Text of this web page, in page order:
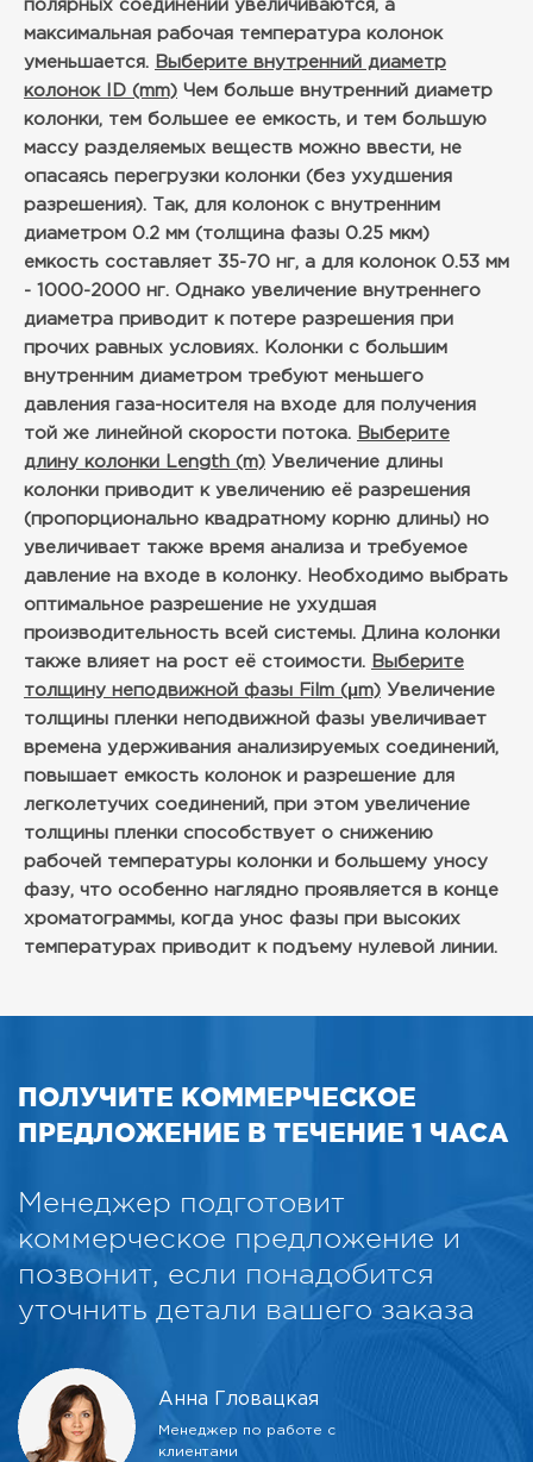
полярных соединений увеличиваются, а
максимальная рабочая температура колонок
уменьшается.
Выберите внутренний диаметр
колонок ID (mm) Чем больше внутренний диаметр
колонки, тем большее ее емкость, и тем большую
массу разделяемых веществ можно ввести, не
опасаясь перегрузки колонки (без ухудшения
разрешения). Так, для колонок с внутренним
диаметром 0.2 мм (толщина фазы 0.25 мкм)
емкость составляет 35-70 нг, а для колонок 0.53 мм
- 1000-2000 нг. Однако увеличение внутреннего
диаметра приводит к потере разрешения при
прочих равных условиях. Колонки с большим
внутренним диаметром требуют меньшего
давления газа-носителя на входе для получения
той же линейной скорости потока.
Выберите
длину колонки Length (m) Увеличение длины
колонки приводит к увеличению её разрешения
(пропорционально квадратному корню длины) но
увеличивает также время анализа и требуемое
давление на входе в колонку. Необходимо выбрать
оптимальное разрешение не ухудшая
производительность всей системы. Длина колонки
также влияет на рост её стоимости.
Выберите
толщину неподвижной фазы Film (μm) Увеличение
толщины пленки неподвижной фазы увеличивает
времена удерживания анализируемых соединений,
повышает емкость колонок и разрешение для
легколетучих соединений, при этом увеличение
толщины пленки способствует о снижению
рабочей температуры колонки и большему уносу
фазу, что особенно наглядно проявляется в конце
хроматограммы, когда унос фазы при высоких
температурах приводит к подъему нулевой линии.
ПОЛУЧИТЕ КОММЕРЧЕСКОЕ
ПРЕДЛОЖЕНИЕ В ТЕЧЕНИЕ 1 ЧАСА
Менеджер подготовит
коммерческое предложение и
позвонит, если понадобится
уточнить детали вашего заказа
Анна Гловацкая
Менеджер по работе с
клиентами